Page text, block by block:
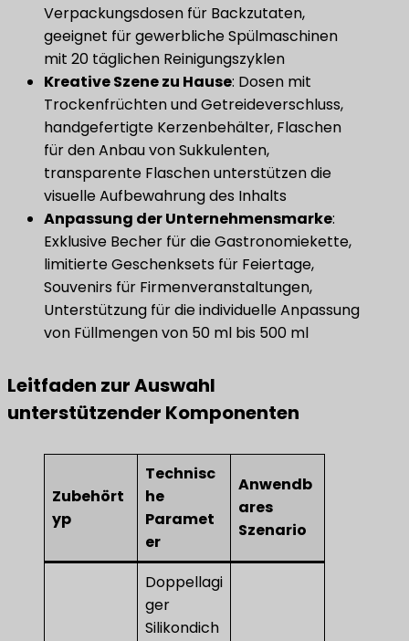
Verpackungsdosen für Backzutaten,
geeignet für gewerbliche Spülmaschinen
mit 20 täglichen Reinigungszyklen
Kreative Szene zu Hause​: Dosen mit
Trockenfrüchten und Getreideverschluss,
handgefertigte Kerzenbehälter, Flaschen
für den Anbau von Sukkulenten,
transparente Flaschen unterstützen die
visuelle Aufbewahrung des Inhalts
Anpassung der Unternehmensmarke​:
Exklusive Becher für die Gastronomiekette,
limitierte Geschenksets für Feiertage,
Souvenirs für Firmenveranstaltungen,
Unterstützung für die individuelle Anpassung
von Füllmengen von 50 ml bis 500 ml
Leitfaden zur Auswahl
unterstützender Komponenten
Zubehört
yp
Technisc
he
Paramet
er
Anwendb
ares
Szenario
Doppellagi
ger
Silikondich